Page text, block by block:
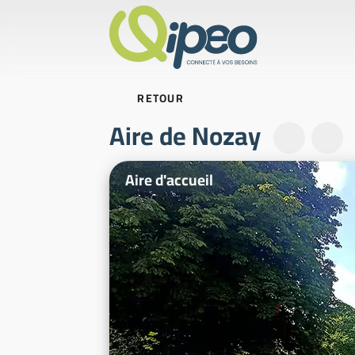
RETOUR
Aire de Nozay
Photos d'illustration
Aire d'accueil